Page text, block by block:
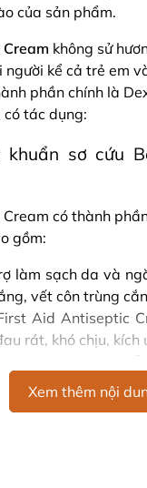
của sản phẩm.
không sử
kể cả trẻ em
phần chính là
tác dụng:
sơ cứu
có thành
gồm:
làm sạch da và
vết côn trùng
Aid Antiseptic
rát, khó chịu, kích
first aid
quá trình phục hồi
có chứa:
mg các tá dược
Xem thêm nội